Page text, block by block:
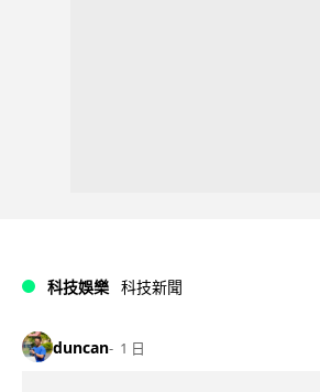
科技娛樂 科技新聞
duncan 1 日